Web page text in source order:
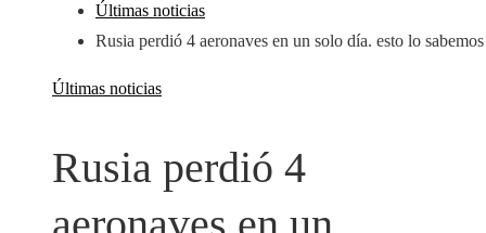
Últimas noticias
Rusia perdió 4 aeronaves en un solo día. esto lo sabemos
Últimas noticias
Rusia perdió 4